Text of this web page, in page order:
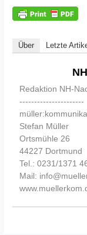
Über Letzte
Redaktion NH-
----------------------
Stefan Müller
Ortsmühle 26
44227 Dortmund
Tel.: 0231/1371
Mail: